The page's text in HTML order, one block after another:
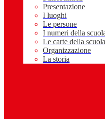
Presentazione
I luoghi
Le persone
I numeri della
Le carte della scuola
Organizzazione
La storia